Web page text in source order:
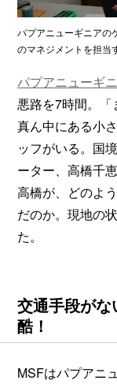
パプアニューギニアの
のマネジメントを担
パプアニューギ
悪路を7時間。
真ん中にある小
ッフがいる。国
ーター、高橋千
高橋が、どのよ
だのか。現地の
た。
交通手段が
酷！
MSFはパプアニ